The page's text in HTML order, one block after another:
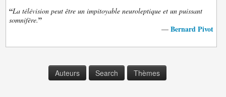
“La télévision peut être un impitoyable neuroleptique et un puissant
somnifère.”
— Bernard Pivot
Auteurs Search Thèmes